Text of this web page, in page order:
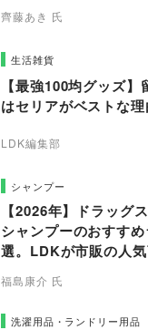
齊藤あき 氏
生活雑貨
【最強100均グッズ】
はセリアがベストな理
LDK編集部
シャンプー
【2026年】ドラッグ
シャンプーのおすす
選。LDKが市販の人
福島康介 氏
洗濯用品・ランドリー用品